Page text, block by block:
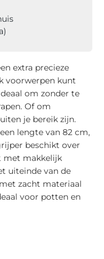
extra precieze
voorwerpen kunt
om zonder te
Of om
je bereik zijn.
lengte van 82 cm,
beschikt over
met makkelijk
uiteinde van de
zacht materiaal
voor potten en